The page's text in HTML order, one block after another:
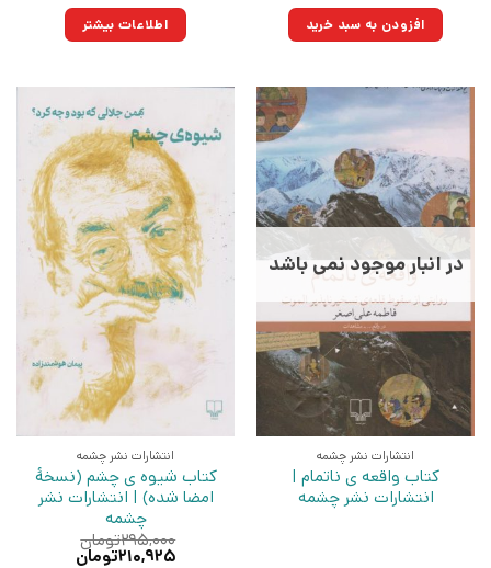
۱۱۰,۰۰۰تومان
بود.
افزودن به سبد خرید اطلاعات بیشتر
در انبار موجود نمی باشد
انتشارات نشر چشمه
کتاب واقعه ی ناتمام |
انتشارات نشر چشمه
انتشارات نشر چشمه
کتاب شیوه ی چشم (نسخهٔ
امضا شده) | انتشارات نشر
چشمه
۲۹۵,۰۰۰تومان
قیمت
۲۱۰,۹۲۵تومان